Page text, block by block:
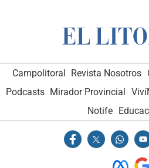
Campolitoral Revista Nosotros
Podcasts Mirador Provincial
Notife